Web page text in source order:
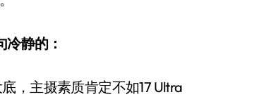
静的：
底，主摄素质肯定不如17 Ultra